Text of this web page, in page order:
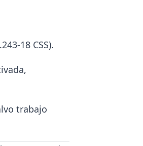
18 CSS).
trabajo